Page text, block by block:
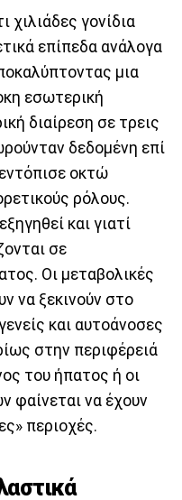
χιλιάδες γονίδια
επίπεδα ανάλογα
μια
εσωτερική
διαίρεση σε τρεις
δεδομένη επί
οκτώ
ρόλους.
και γιατί
σε
Οι μεταβολικές
να ξεκινούν στο
και αυτοάνοσες
στην περιφέρειά
του ήπατος ή οι
φαίνεται να έχουν
περιοχές.